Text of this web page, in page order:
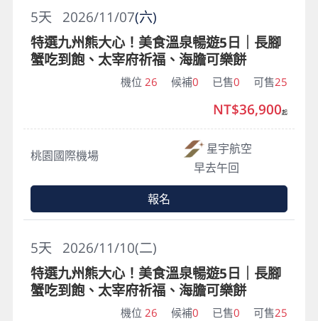
2026/11/07(六)
5天
特選九州熊大心！美食溫泉暢遊5日｜長腳
蟹吃到飽、太宰府祈福、海膽可樂餅
機位 26 候補0 已售0 可售25
桃園國際機場
星宇航空
早去午回
NT$36,900起
報名
2026/11/10(二)
5天
特選九州熊大心！美食溫泉暢遊5日｜長腳
蟹吃到飽、太宰府祈福、海膽可樂餅
機位 26 候補0 已售0 可售25